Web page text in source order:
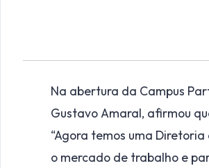
Na abertura da Campus
Gustavo Amaral, afirmou
“Agora temos uma
o mercado de trabalho e